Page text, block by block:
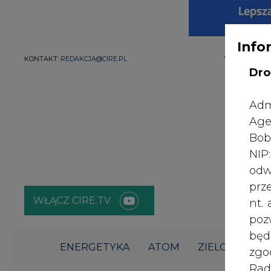
WYDAWCA
WŁĄCZ CIRE.TV
ENERGETYKA ATOM ZIELONA
nt.